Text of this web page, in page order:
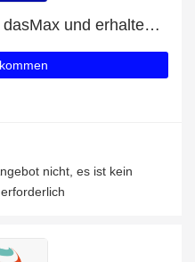
Kaufen Sie Lifestylehotel dasMax und erhalten Sie 15% Rabatt
nicht, es ist kein